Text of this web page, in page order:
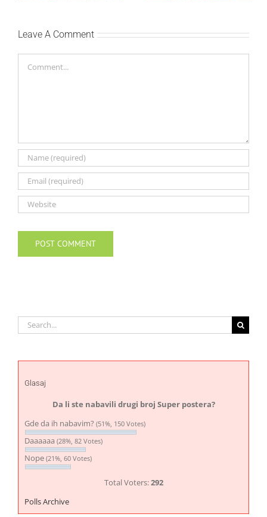
Leave A Comment
Search
for:
Glasaj
Da li ste nabavili drugi broj Super postera?
Gde da ih nabavim? (51%, 150 Votes)
Daaaaaa (28%, 82 Votes)
Nope (21%, 60 Votes)
Total Voters:292
Polls Archive